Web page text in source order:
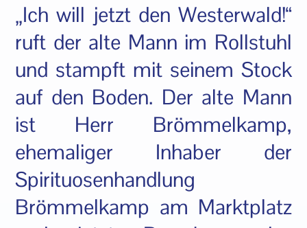
„Ich will jetzt den Westerwald!“
ruft der alte Mann im Rollstuhl
und stampft mit seinem Stock
auf den Boden. Der alte Mann
ist Herr Brömmelkamp,
ehemaliger Inhaber der
Spirituosenhandlung
Brömmelkamp am Marktplatz